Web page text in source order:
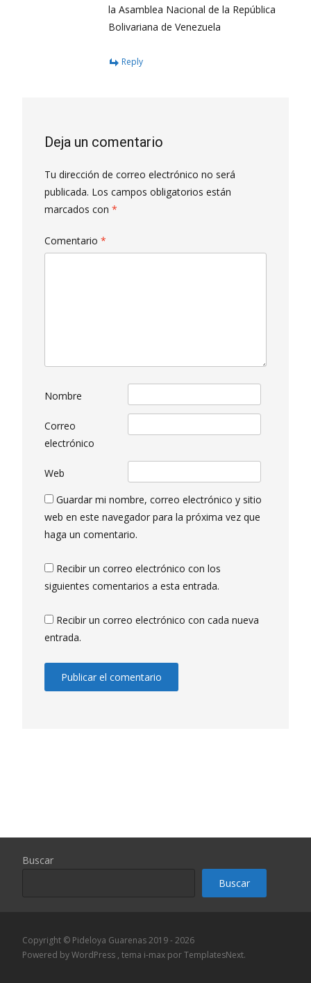
la Asamblea Nacional de la República
Bolivariana de Venezuela
Reply
Deja un comentario
Tu dirección de correo electrónico no será
publicada. Los campos obligatorios están
marcados con *
Comentario *
Nombre
Correo
electrónico
Web
Guardar mi nombre, correo electrónico y sitio
web en este navegador para la próxima vez que
haga un comentario.
Recibir un correo electrónico con los
siguientes comentarios a esta entrada.
Recibir un correo electrónico con cada nueva
entrada.
Buscar
Buscar
Copyright © Pideloya Guarenas 2019 - 2026
Powered by WordPress , tema i-max por TemplatesNext.